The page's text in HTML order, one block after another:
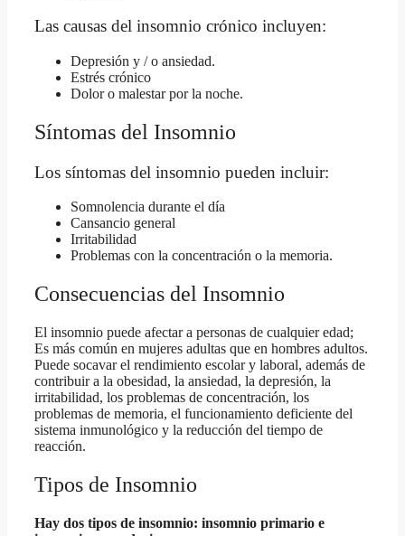
Las causas del insomnio crónico incluyen:
Depresión y / o ansiedad.
Estrés crónico
Dolor o malestar por la noche.
Síntomas del Insomnio
Los síntomas del insomnio pueden incluir:
Somnolencia durante el día
Cansancio general
Irritabilidad
Problemas con la concentración o la memoria.
Consecuencias del Insomnio
El insomnio puede afectar a personas de cualquier edad;
Es más común en mujeres adultas que en hombres adultos.
Puede socavar el rendimiento escolar y laboral, además de
contribuir a la obesidad, la ansiedad, la depresión, la
irritabilidad, los problemas de concentración, los
problemas de memoria, el funcionamiento deficiente del
sistema inmunológico y la reducción del tiempo de
reacción.
Tipos de Insomnio
Hay dos tipos de insomnio: insomnio primario e